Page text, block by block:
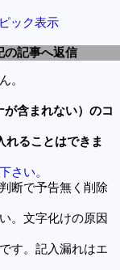
ック表示
の記事へ返信
。
含まれない）のコ
れることはできま
さい。
断で予告無く削除
。文字化けの原因
す。記入漏れはエ